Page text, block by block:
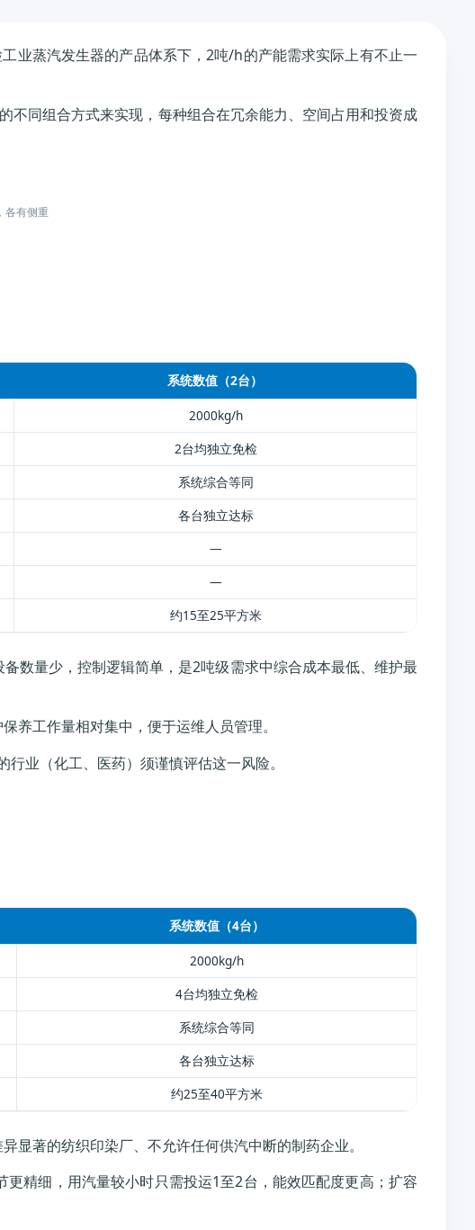
蒸汽发生器的产品体系下，2吨/h的产能需求实际上有不止一
同组合方式来实现，每种组合在冗余能力、空间占用和投资成
各有侧重
系统数值（2台）
2000kg/h
2台均独立免检
系统综合等同
各台独立达标
—
—
约15至25平方米
数量少，控制逻辑简单，是2吨级需求中综合成本最低、维护最
养工作量相对集中，便于运维人员管理。
业（化工、医药）须谨慎评估这一风险。
系统数值（4台）
2000kg/h
4台均独立免检
系统综合等同
各台独立达标
约25至40平方米
显著的纺织印染厂、不允许任何供汽中断的制药企业。
精细，用汽量较小时只需投运1至2台，能效匹配度更高；扩容